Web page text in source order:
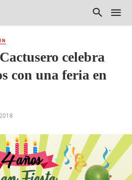
celebra
con una feria en